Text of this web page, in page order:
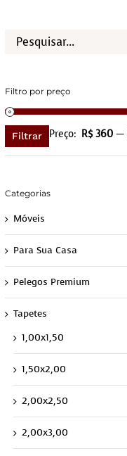
Filtro por preço
Filtrar Preço: R$ 360—
Categorias
Móveis
Para Sua Casa
Pelegos Premium
Tapetes
1,00x1,50
1,50x2,00
2,00x2,50
2,00x3,00